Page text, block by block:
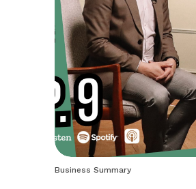
Business Summary